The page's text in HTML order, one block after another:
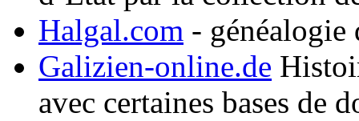
Halgal.com - généalogie
Galizien-online.de
avec certaines bases de